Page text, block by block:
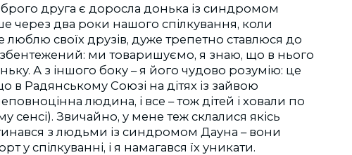
друга є доросла донька із синдромом
через два роки нашого спілкування, коли
люблю своїх друзів, дуже трепетно ставлюся до
збентежений: ми товаришуємо, я знаю, що в нього
А з іншого боку – я його чудово розумію: це
в Радянському Союзі на дітях із зайвою
людина, і все – тож дітей і ховали по
сенсі). Звичайно, у мене теж склалися якісь
з людьми із синдромом Дауна – вони
у спілкуванні, і я намагався їх уникати.